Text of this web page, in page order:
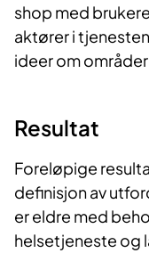
shop med
aktører i
ideer om
Resultat
Foreløpige
definisjon av
er eldre med
helsetjeneste og